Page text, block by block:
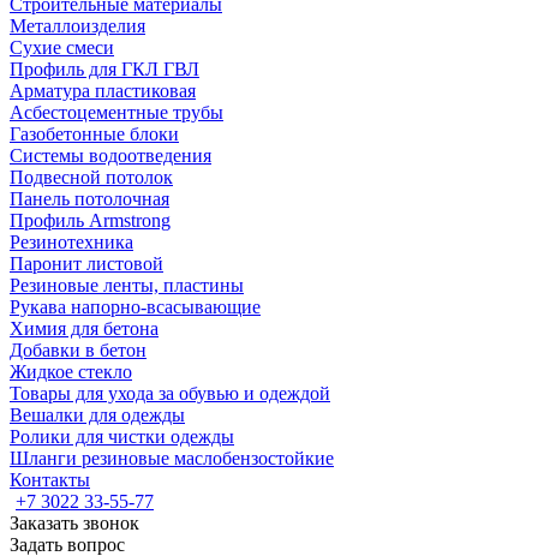
Строительные материалы
Металлоизделия
Сухие смеси
Профиль для ГКЛ ГВЛ
Арматура пластиковая
Асбестоцементные трубы
Газобетонные блоки
Системы водоотведения
Подвесной потолок
Панель потолочная
Профиль Armstrong
Резинотехника
Паронит листовой
Резиновые ленты, пластины
Рукава напорно-всасывающие
Химия для бетона
Добавки в бетон
Жидкое стекло
Товары для ухода за обувью и одеждой
Вешалки для одежды
Ролики для чистки одежды
Шланги резиновые маслобензостойкие
Контакты
+7 3022 33-55-77
Заказать звонок
Задать вопрос